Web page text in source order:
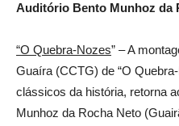
Auditório Bento Munhoz da
“O Quebra-Nozes” – A
Guaíra (CCTG) de “O
clássicos da história, retorna
Munhoz da Rocha Neto